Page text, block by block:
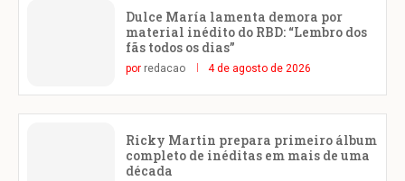
Dulce María lamenta demora por
material inédito do RBD: “Lembro dos
fãs todos os dias”
por redacao 4 de agosto de 2026
Ricky Martin prepara primeiro álbum
completo de inéditas em mais de uma
década